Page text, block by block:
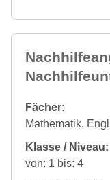
Fächer:
Mathematik,
Klasse / Niveau:
von: 1 bis: 4